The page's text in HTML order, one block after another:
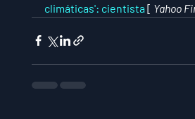
climáticas': cientista [ Yahoo